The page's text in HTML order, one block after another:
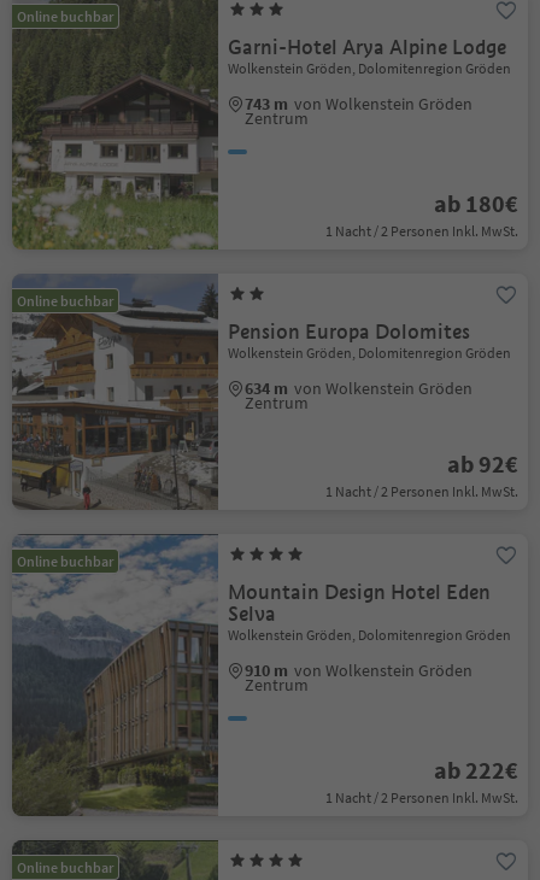
Online buchbar
Garni-Hotel Arya Alpine Lodge
Wolkenstein Gröden, Dolomitenregion Gröden
743 m von Wolkenstein Gröden
Zentrum
ab 180€
1 Nacht / 2 Personen Inkl. MwSt.
Online buchbar
Pension Europa Dolomites
Wolkenstein Gröden, Dolomitenregion Gröden
634 m von Wolkenstein Gröden
Zentrum
ab 92€
1 Nacht / 2 Personen Inkl. MwSt.
Online buchbar
Mountain Design Hotel Eden
Selva
Wolkenstein Gröden, Dolomitenregion Gröden
910 m von Wolkenstein Gröden
Zentrum
ab 222€
1 Nacht / 2 Personen Inkl. MwSt.
Online buchbar